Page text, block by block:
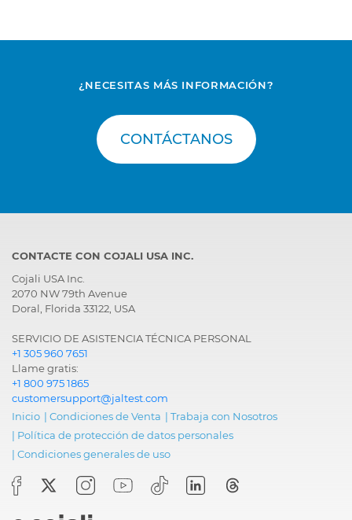
¿NECESITAS MÁS INFORMACIÓN?
CONTÁCTANOS
CONTACTE CON COJALI USA INC.
Cojali USA Inc.
2070 NW 79th Avenue
Doral, Florida 33122, USA
SERVICIO DE ASISTENCIA TÉCNICA PERSONAL
+1 305 960 7651
Llame gratis:
+1 800 975 1865
customersupport@jaltest.com
Inicio | Condiciones de Venta | Trabaja con Nosotros
| Política de protección de datos personales
| Condiciones generales de uso